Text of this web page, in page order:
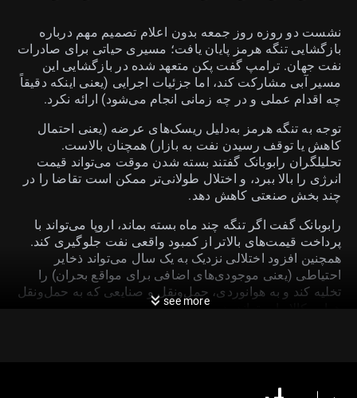
نشست دو روزه روز جمعه بدون اعلام تصمیم مهم درباره
بازگشایی تنگه هرمز پایان یافت؛ مسیری حیاتی برای صادرات
نفت جهان. ترامپ گفت پکن متعهد شده در بازگشایی این
مسیر آبی مشارکت کند، اما جزئیات اجرایی (یعنی اینکه دقیقاً
چه اقدام عملی و در چه زمانی انجام می‌شود) ارائه نکرد.
توجه به تنگه هرمز به‌دلیل ریسک‌های عرضه (یعنی احتمال
کاهش یا توقف رسیدن نفت به بازار) همچنان بالاست.
تحلیلگران رابوبانک گفتند بسته شدن موقت می‌تواند قیمت
انرژی را بالا ببرد، و اختلال طولانی‌تر ممکن است تقاضا را در
چند بخش صنعتی کاهش دهد.
رابوبانک گفت اگر تنگه چند ماه بسته بماند، اروپا می‌تواند با
پرداخت قیمت‌های بالاتر از کمبود واقعی نفت جلوگیری کند.
همچنین افزود اختلالی نزدیک به یک سال می‌تواند ذخایر
احتیاطی (یعنی موجودی‌های اضافی برای مواقع بحران) را
تخلیه کند و به هوانوردی، حمل‌ونقل و صنایعی که به حمل‌ونقل
هوایی کالا وابسته‌اند ضربه بزند.
عرضه و تقاضا
see more